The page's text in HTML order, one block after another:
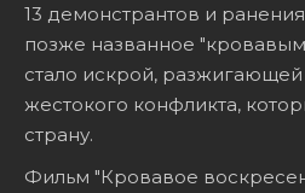
13 демонстрантов и
позже названное
стало искрой, разжигающей
жестокого конфликта,
страну.
Фильм "Кровавое